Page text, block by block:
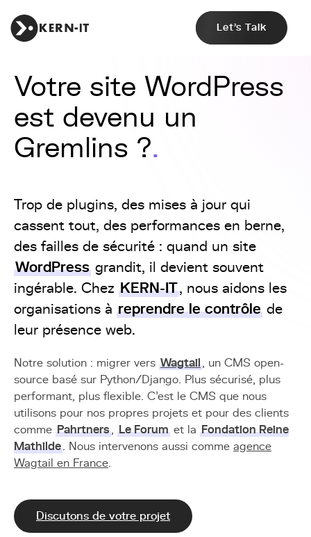
Let's Talk
Votre site WordPress
est devenu un
Gremlins ?
Trop de plugins, des mises à jour qui
cassent tout, des performances en berne,
des failles de sécurité : quand un site
WordPress grandit, il devient souvent
ingérable. Chez KERN-IT, nous aidons les
organisations à reprendre le contrôle de
leur présence web.
Notre solution : migrer vers Wagtail, un CMS open-
source basé sur Python/Django. Plus sécurisé, plus
performant, plus flexible. C'est le CMS que nous
utilisons pour nos propres projets et pour des clients
comme Pahrtners, Le Forum et la Fondation Reine
Mathilde. Nous intervenons aussi comme agence
Wagtail en France.
Discutons de votre projet